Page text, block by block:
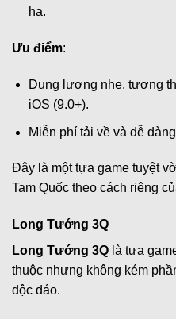
hạ.
Ưu điểm:
Dung lượng nhẹ, tương
iOS (9.0+).
Miễn phí tải về và dễ
Đây là một tựa game tuyệt
Tam Quốc theo cách riêng
Long Tướng 3Q
Long Tướng 3Q là tựa
thuộc nhưng không kém
độc đáo.